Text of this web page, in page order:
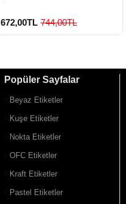
672,00TL 744,00TL
Popüler Sayfalar
Beyaz Etiketler
Kuşe Etiketler
Nokta Etiketler
OFC Etiketler
Kraft Etiketler
Pastel Etiketler